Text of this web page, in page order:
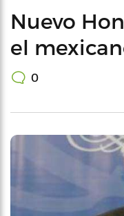
Nuevo
el
0